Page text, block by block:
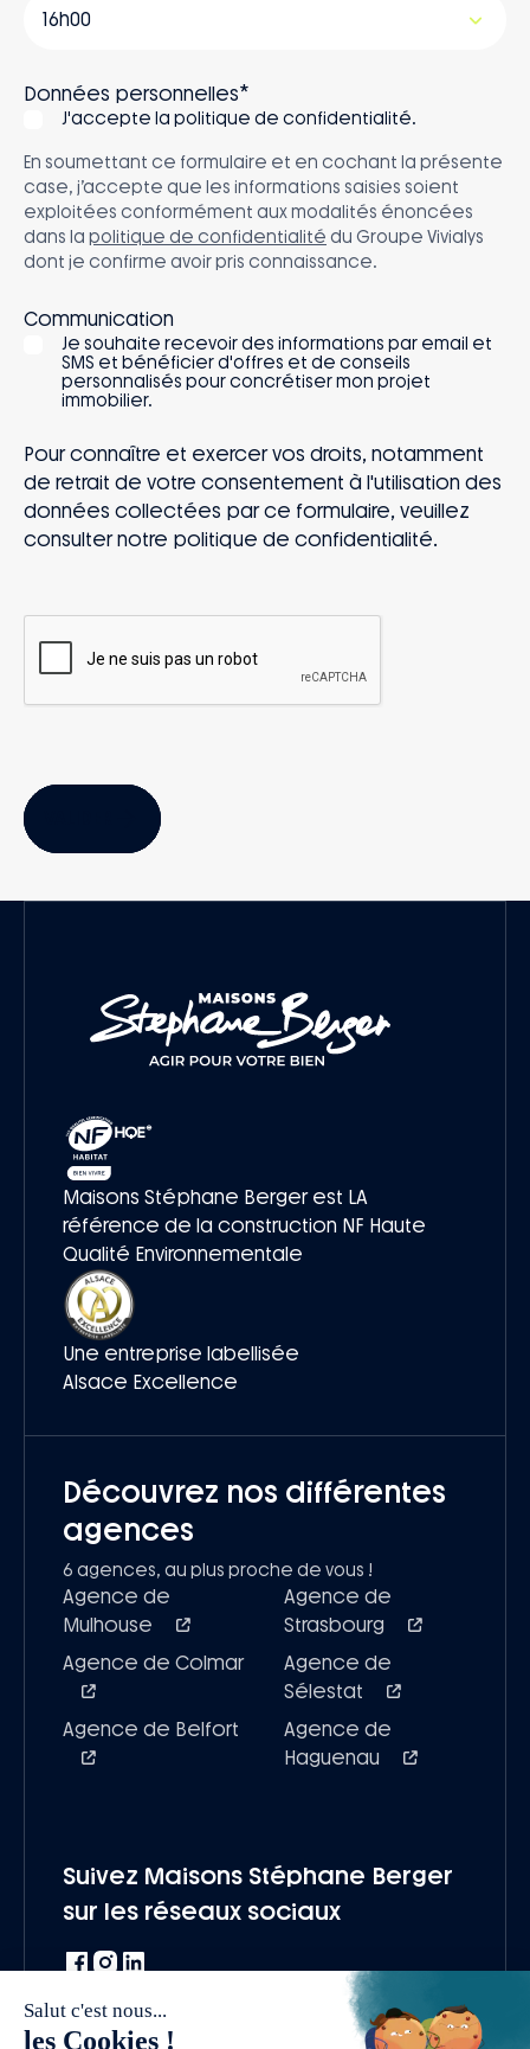
Données personnelles*
J'accepte la politique de confidentialité.
En soumettant ce formulaire et en cochant la présente
case, j’accepte que les informations saisies soient
exploitées conformément aux modalités énoncées
dans la politique de confidentialité du Groupe Vivialys
dont je confirme avoir pris connaissance.
Communication
Je souhaite recevoir des informations par email et
SMS et bénéficier d'offres et de conseils
personnalisés pour concrétiser mon projet
immobilier.
Pour connaître et exercer vos droits, notamment
de retrait de votre consentement à l'utilisation des
données collectées par ce formulaire, veuillez
consulter notre politique de confidentialité.
Maisons Stéphane Berger est LA
référence de la construction NF Haute
Qualité Environnementale
Une entreprise labellisée
Alsace Excellence
Découvrez nos différentes
agences
6 agences, au plus proche de vous !
Agence de
Mulhouse
Agence de
Strasbourg
Agence de Colmar
Agence de
Sélestat
Agence de Belfort
Agence de
Haguenau
Suivez Maisons Stéphane Berger
sur les réseaux sociaux